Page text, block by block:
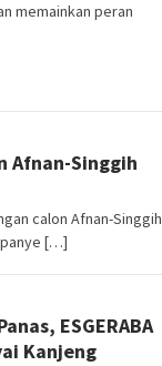
memainkan peran
Afnan-Singgih
calon Afnan-Singgih
[…]
ESGERABA
Kanjeng